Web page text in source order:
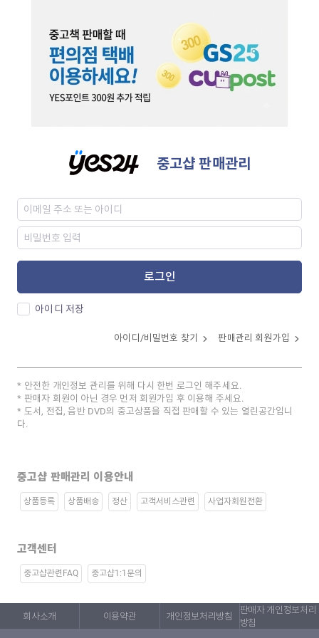
중고샵 판매관리
로그인
아이디 저장
아이디/비밀번호 찾기 판매관리 회원가입
안전한 개인정보 관리를 위해 다시 한번 로그인 해주세요.
판매자 회원이 아닌 경우 먼저 회원가입 후 이용해 주세요.
도서, 전집, 음반 DVD의 중고상품을 직접 판매할 수 있는 열린공간입니
다.
중고샵 판매관리 이용안내
상품등록 상품배송 정산 고객서비스관련 사업자회원전환
고객센터
중고샵관련FAQ 중고샵1:1문의
회사소개 이용약관 개인정보처리방침
판매자 개인정보처리
방침